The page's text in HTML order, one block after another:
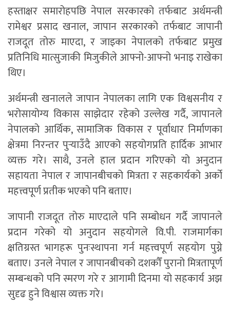
हस्ताक्षर समारोहपछि नेपाल सरकारको तर्फबाट अर्थमन्त्री
रामेश्वर प्रसाद खनाल, जापान सरकारको तर्फबाट जापानी
राजदूत तोरु माएदा, र जाइका नेपालको तर्फबाट प्रमुख
प्रतिनिधि मात्सुजाकी मिजुकीले आफ्नो-आफ्नो भनाइ राखेका
थिए।
अर्थमन्त्री खनालले जापान नेपालका लागि एक विश्वसनीय र
भरोसायोग्य विकास साझेदार रहेको उल्लेख गर्दै, जापानले
नेपालको आर्थिक, सामाजिक विकास र पूर्वाधार निर्माणका
क्षेत्रमा निरन्तर पुर्‍याउँदै आएको सहयोगप्रति हार्दिक आभार
व्यक्त गरे। साथै, उनले हाल प्रदान गरिएको यो अनुदान
सहायता नेपाल र जापानबीचको मित्रता र सहकार्यको अर्को
महत्त्वपूर्ण प्रतीक भएको पनि बताए।
जापानी राजदूत तोरु माएदाले पनि सम्बोधन गर्दै जापानले
प्रदान गरेको यो अनुदान सहयोगले वि.पी. राजमार्गका
क्षतिग्रस्त भागहरू पुनःस्थापना गर्न महत्त्वपूर्ण सहयोग पुग्ने
बताए। उनले नेपाल र जापानबीचको दशकौँ पुरानो मित्रतापूर्ण
सम्बन्धको पनि स्मरण गरे र आगामी दिनमा यो सहकार्य अझ
सुदृढ हुने विश्वास व्यक्त गरे।